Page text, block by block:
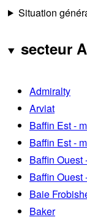
Situation
secteur
Admiralty
Arviat
Baffin Est -
Baffin Est -
Baffin Ouest
Baffin Ouest
Baie
Baker